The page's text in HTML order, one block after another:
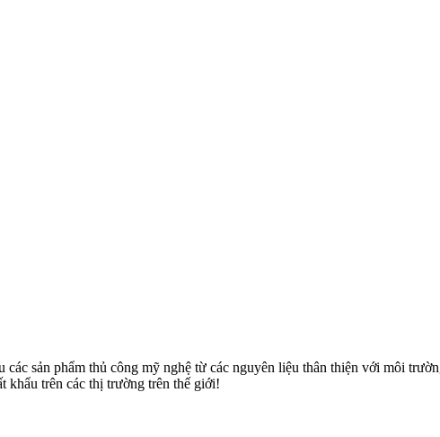
sản phẩm thủ công mỹ nghệ từ các nguyên liệu thân thiện với môi
khẩu trên các thị trường trên thế giới!